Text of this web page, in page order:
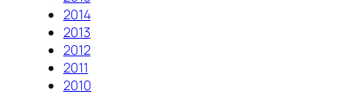
2014
2013
2012
2011
2010